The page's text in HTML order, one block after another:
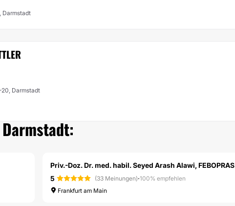
Darmstadt
20, Darmstadt
Priv.-Doz. Dr. med. habil. Seyed Arash Alawi, FEBOPRAS
5
(33 Meinungen)·100% empfehlen
Frankfurt am Main